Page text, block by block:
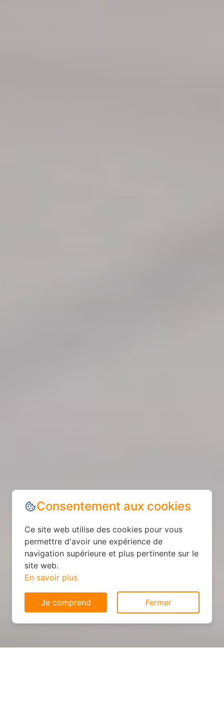
Consentement aux cookies
Ce site web utilise des cookies pour vous
permettre d'avoir une expérience de
navigation supérieure et plus pertinente sur le
site web.
En savoir plus
Je comprend Fermer